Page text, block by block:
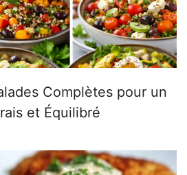
Complètes pour un
et Équilibré